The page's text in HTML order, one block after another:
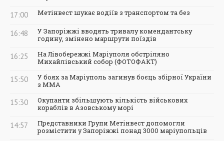
17:00 Метінвест шукає водіїв з транспортом та без
16:48
У Запоріжжі вводять тривалу комендантську
годину, змінено маршрути поїздів
16:25
На Лівобережжі Маріуполя обстріляно
Михайлівський собор (ФОТОФАКТ)
15:50
У боях за Маріуполь загинув боєць збірної України
з ММА
15:30
Окупанти збільшують кількість військових
кораблів в Азовському морі
14:57
Представники Групи Метінвест допомогли
розмістити у Запоріжжі понад 3000 маріупольців